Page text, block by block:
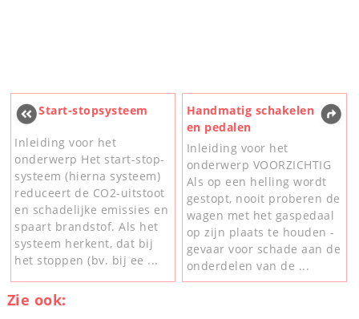
Start-stopsysteem
Inleiding voor het
onderwerp Het start-stop-
systeem (hierna systeem)
reduceert de CO2-uitstoot
en schadelijke emissies en
spaart brandstof. Als het
systeem herkent, dat bij
het stoppen (bv. bij ee ...
Handmatig schakelen
en pedalen
Inleiding voor het
onderwerp VOORZICHTIG
Als op een helling wordt
gestopt, nooit proberen de
wagen met het gaspedaal
op zijn plaats te houden -
gevaar voor schade aan de
onderdelen van de ...
Zie ook: